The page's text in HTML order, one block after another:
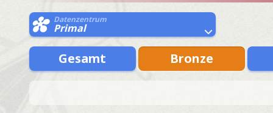
Datenzentrum
Primal
Gesamt Bronze